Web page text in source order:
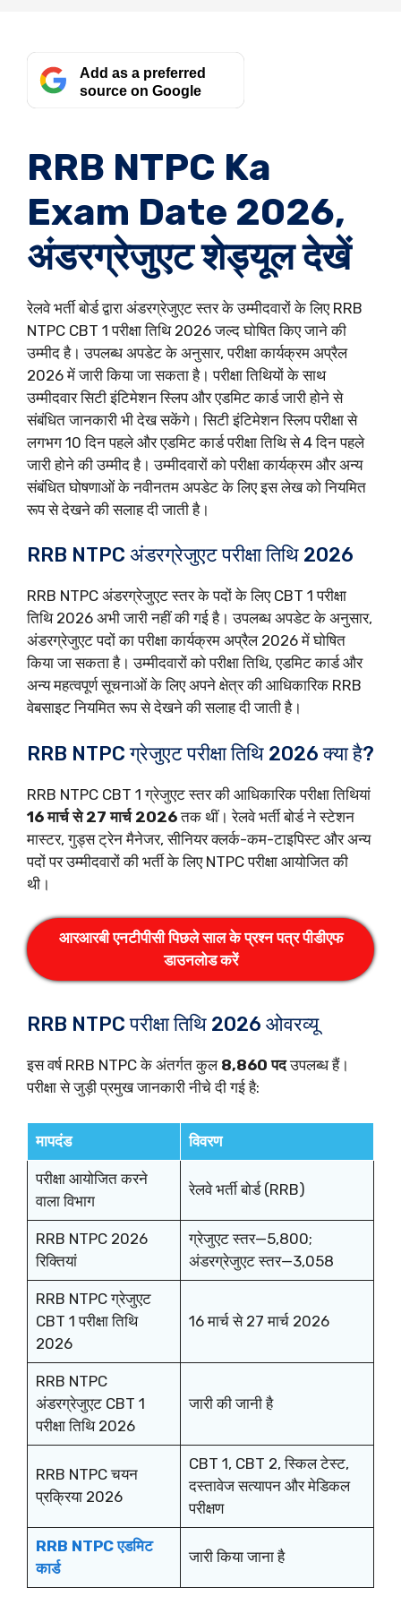
Add as a preferred
source on Google
RRB NTPC Ka
Exam Date 2026,
अंडरग्रेजुएट शेड्यूल देखें
रेलवे भर्ती बोर्ड द्वारा अंडरग्रेजुएट स्तर के उम्मीदवारों के लिए RRB
NTPC CBT 1 परीक्षा तिथि 2026 जल्द घोषित किए जाने की
उम्मीद है। उपलब्ध अपडेट के अनुसार, परीक्षा कार्यक्रम अप्रैल
2026 में जारी किया जा सकता है। परीक्षा तिथियों के साथ
उम्मीदवार सिटी इंटिमेशन स्लिप और एडमिट कार्ड जारी होने से
संबंधित जानकारी भी देख सकेंगे। सिटी इंटिमेशन स्लिप परीक्षा से
लगभग 10 दिन पहले और एडमिट कार्ड परीक्षा तिथि से 4 दिन पहले
जारी होने की उम्मीद है। उम्मीदवारों को परीक्षा कार्यक्रम और अन्य
संबंधित घोषणाओं के नवीनतम अपडेट के लिए इस लेख को नियमित
रूप से देखने की सलाह दी जाती है।
RRB NTPC अंडरग्रेजुएट परीक्षा तिथि 2026
RRB NTPC अंडरग्रेजुएट स्तर के पदों के लिए CBT 1 परीक्षा
तिथि 2026 अभी जारी नहीं की गई है। उपलब्ध अपडेट के अनुसार,
अंडरग्रेजुएट पदों का परीक्षा कार्यक्रम अप्रैल 2026 में घोषित
किया जा सकता है। उम्मीदवारों को परीक्षा तिथि, एडमिट कार्ड और
अन्य महत्वपूर्ण सूचनाओं के लिए अपने क्षेत्र की आधिकारिक RRB
वेबसाइट नियमित रूप से देखने की सलाह दी जाती है।
RRB NTPC ग्रेजुएट परीक्षा तिथि 2026 क्या है?
RRB NTPC CBT 1 ग्रेजुएट स्तर की आधिकारिक परीक्षा तिथियां
16 मार्च से 27 मार्च 2026तक थीं। रेलवे भर्ती बोर्ड ने स्टेशन
मास्टर, गुड्स ट्रेन मैनेजर, सीनियर क्लर्क-कम-टाइपिस्ट और अन्य
पदों पर उम्मीदवारों की भर्ती के लिए NTPC परीक्षा आयोजित की
थी।
आरआरबी एनटीपीसी पिछले साल के प्रश्न पत्र पीडीएफ
डाउनलोड करें
RRB NTPC परीक्षा तिथि 2026 ओवरव्यू
इस वर्ष RRB NTPC के अंतर्गत कुल 8,860 पदउपलब्ध हैं।
परीक्षा से जुड़ी प्रमुख जानकारी नीचे दी गई है:
मापदंड विवरण
परीक्षा आयोजित करने
वाला विभाग
रेलवे भर्ती बोर्ड (RRB)
RRB NTPC 2026
रिक्तियां
ग्रेजुएट स्तर—5,800;
अंडरग्रेजुएट स्तर—3,058
RRB NTPC ग्रेजुएट
CBT 1 परीक्षा तिथि
2026
16 मार्च से 27 मार्च 2026
RRB NTPC
अंडरग्रेजुएट CBT 1
परीक्षा तिथि 2026
जारी की जानी है
RRB NTPC चयन
प्रक्रिया 2026
CBT 1, CBT 2, स्किल टेस्ट,
दस्तावेज सत्यापन और मेडिकल
परीक्षण
RRB NTPC एडमिट
कार्ड
जारी किया जाना है